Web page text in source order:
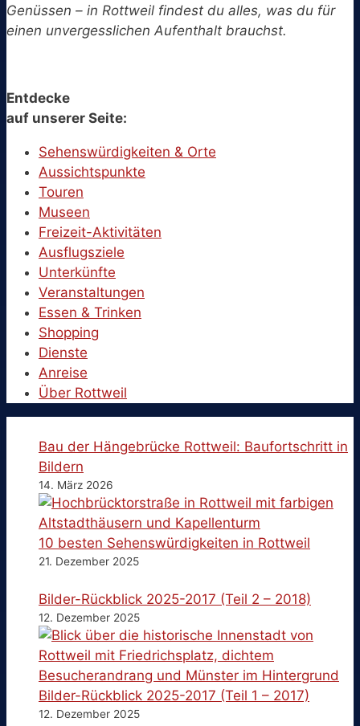
Genüssen – in Rottweil findest du alles, was du für
einen unvergesslichen Aufenthalt brauchst.
Entdecke
auf unserer Seite:
Sehenswürdigkeiten & Orte
Aussichtspunkte
Touren
Museen
Freizeit-Aktivitäten
Ausflugsziele
Unterkünfte
Veranstaltungen
Essen & Trinken
Shopping
Dienste
Anreise
Über Rottweil
Bau der Hängebrücke Rottweil: Baufortschritt in
Bildern
14. März 2026
10 besten Sehenswürdigkeiten in Rottweil
21. Dezember 2025
Bilder-Rückblick 2025-2017 (Teil 2 – 2018)
12. Dezember 2025
Bilder-Rückblick 2025-2017 (Teil 1 – 2017)
12. Dezember 2025